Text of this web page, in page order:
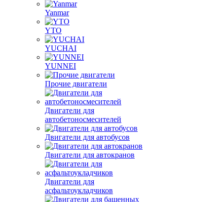
Yanmar
YTO
YUCHAI
YUNNEI
Прочие двигатели
Двигатели для
автобетоносмесителей
Двигатели для автобусов
Двигатели для автокранов
Двигатели для
асфальтоукладчиков